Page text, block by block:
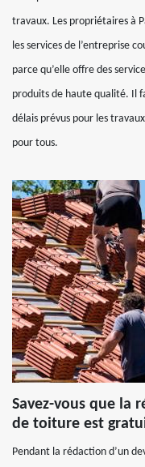
travaux. Les propriétaires à
les services de l’entreprise
parce qu’elle offre des
produits de haute qualité. Il
délais prévus pour les
pour tous.
Savez-vous que la
de toiture est
Pendant la rédaction d’un